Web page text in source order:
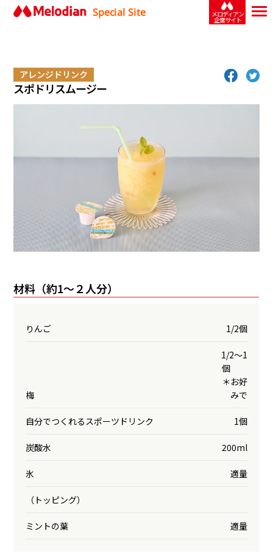
Special Site メロディアン
企業サイト
アレンジドリンク
スポドリスムージー
材料（約1～２人分）
りんご 1/2個
梅
1/2〜1
個
＊お好
みで
自分でつくれるスポーツドリンク 1個
炭酸水 200ml
氷 適量
（トッピング）
ミントの葉 適量